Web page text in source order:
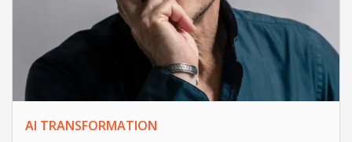
AI TRANSFORMATION